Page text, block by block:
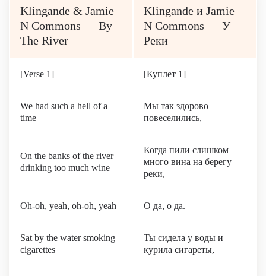
Klingande & Jamie
N Commons — By
The River
Klingande и Jamie
N Commons — У
Реки
[Verse 1] [Куплет 1]
We had such a hell of a
time
Мы так здорово
повеселились,
On the banks of the river
drinking too much wine
Когда пили слишком
много вина на берегу
реки,
Oh-oh, yeah, oh-oh, yeah О да, о да.
Sat by the water smoking
cigarettes
Ты сидела у воды и
курила сигареты,